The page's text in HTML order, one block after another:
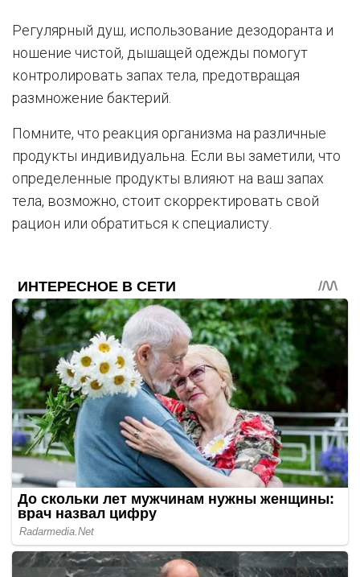
Регулярный душ, использование дезодоранта и
ношение чистой, дышащей одежды помогут
контролировать запах тела, предотвращая
размножение бактерий.
Помните, что реакция организма на различные
продукты индивидуальна. Если вы заметили, что
определенные продукты влияют на ваш запах
тела, возможно, стоит скорректировать свой
рацион или обратиться к специалисту.